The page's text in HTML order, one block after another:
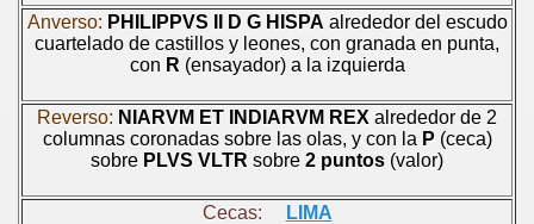
Anverso: PHILIPPVS II D G HISPA alrededor del escudo
cuartelado de castillos y leones, con granada en punta,
con R (ensayador) a la izquierda
Reverso: NIARVM ET INDIARVM REX alrededor de 2
columnas coronadas sobre las olas, y con la P (ceca)
sobre PLVS VLTR sobre 2 puntos (valor)
Cecas: LIMA